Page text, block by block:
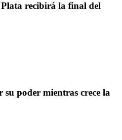
recibirá la final del
su poder mientras crece la